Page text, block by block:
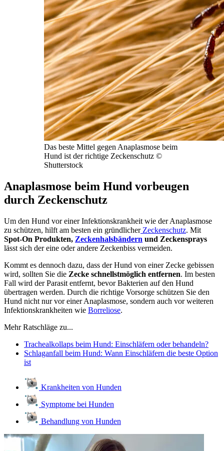
Das beste Mittel gegen Anaplasmose beim
Hund ist der richtige Zeckenschutz ©
Shutterstock
Anaplasmose beim Hund vorbeugen
durch Zeckenschutz
Um den Hund vor einer Infektionskrankheit wie der Anaplasmose
zu schützen, hilft am besten ein gründlicherZeckenschutz. Mit
Spot-On Produkten, Zeckenhalsbändern und Zeckensprays
lässt sich der eine oder andere Zeckenbiss vermeiden.
Kommt es dennoch dazu, dass der Hund von einer Zecke gebissen
wird, sollten Sie die Zecke schnellstmöglich entfernen. Im besten
Fall wird der Parasit entfernt, bevor Bakterien auf den Hund
übertragen werden. Durch die richtige Vorsorge schützen Sie den
Hund nicht nur vor einer Anaplasmose, sondern auch vor weiteren
Infektionskrankheiten wie Borreliose.
Mehr Ratschläge zu...
Trachealkollaps beim Hund: Einschläfern oder behandeln?
Schlaganfall beim Hund: Wann Einschläfern die beste Option
ist
Krankheiten von Hunden
Symptome bei Hunden
Behandlung von Hunden